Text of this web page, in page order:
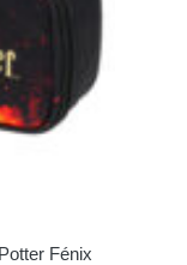
Fénix